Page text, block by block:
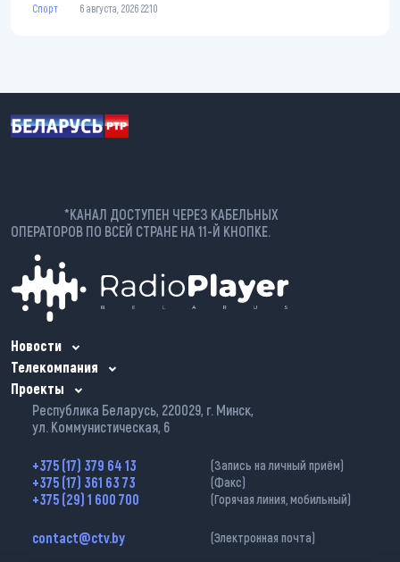
Спорт 6 августа, 2026 22:10
*КАНАЛ ДОСТУПЕН ЧЕРЕЗ КАБЕЛЬНЫХ
ОПЕРАТОРОВ ПО ВСЕЙ СТРАНЕ НА 11-Й КНОПКЕ.
Новости
Телекомпания
Проекты
Республика Беларусь, 220029, г. Минск,
ул. Коммунистическая, 6
+375 (17) 379 64 13 (Запись на личный приём)
+375 (17) 361 63 73 (Факс)
+375 (29) 1 600 700 (Горячая линия, мобильный)
contact@ctv.by (Электронная почта)